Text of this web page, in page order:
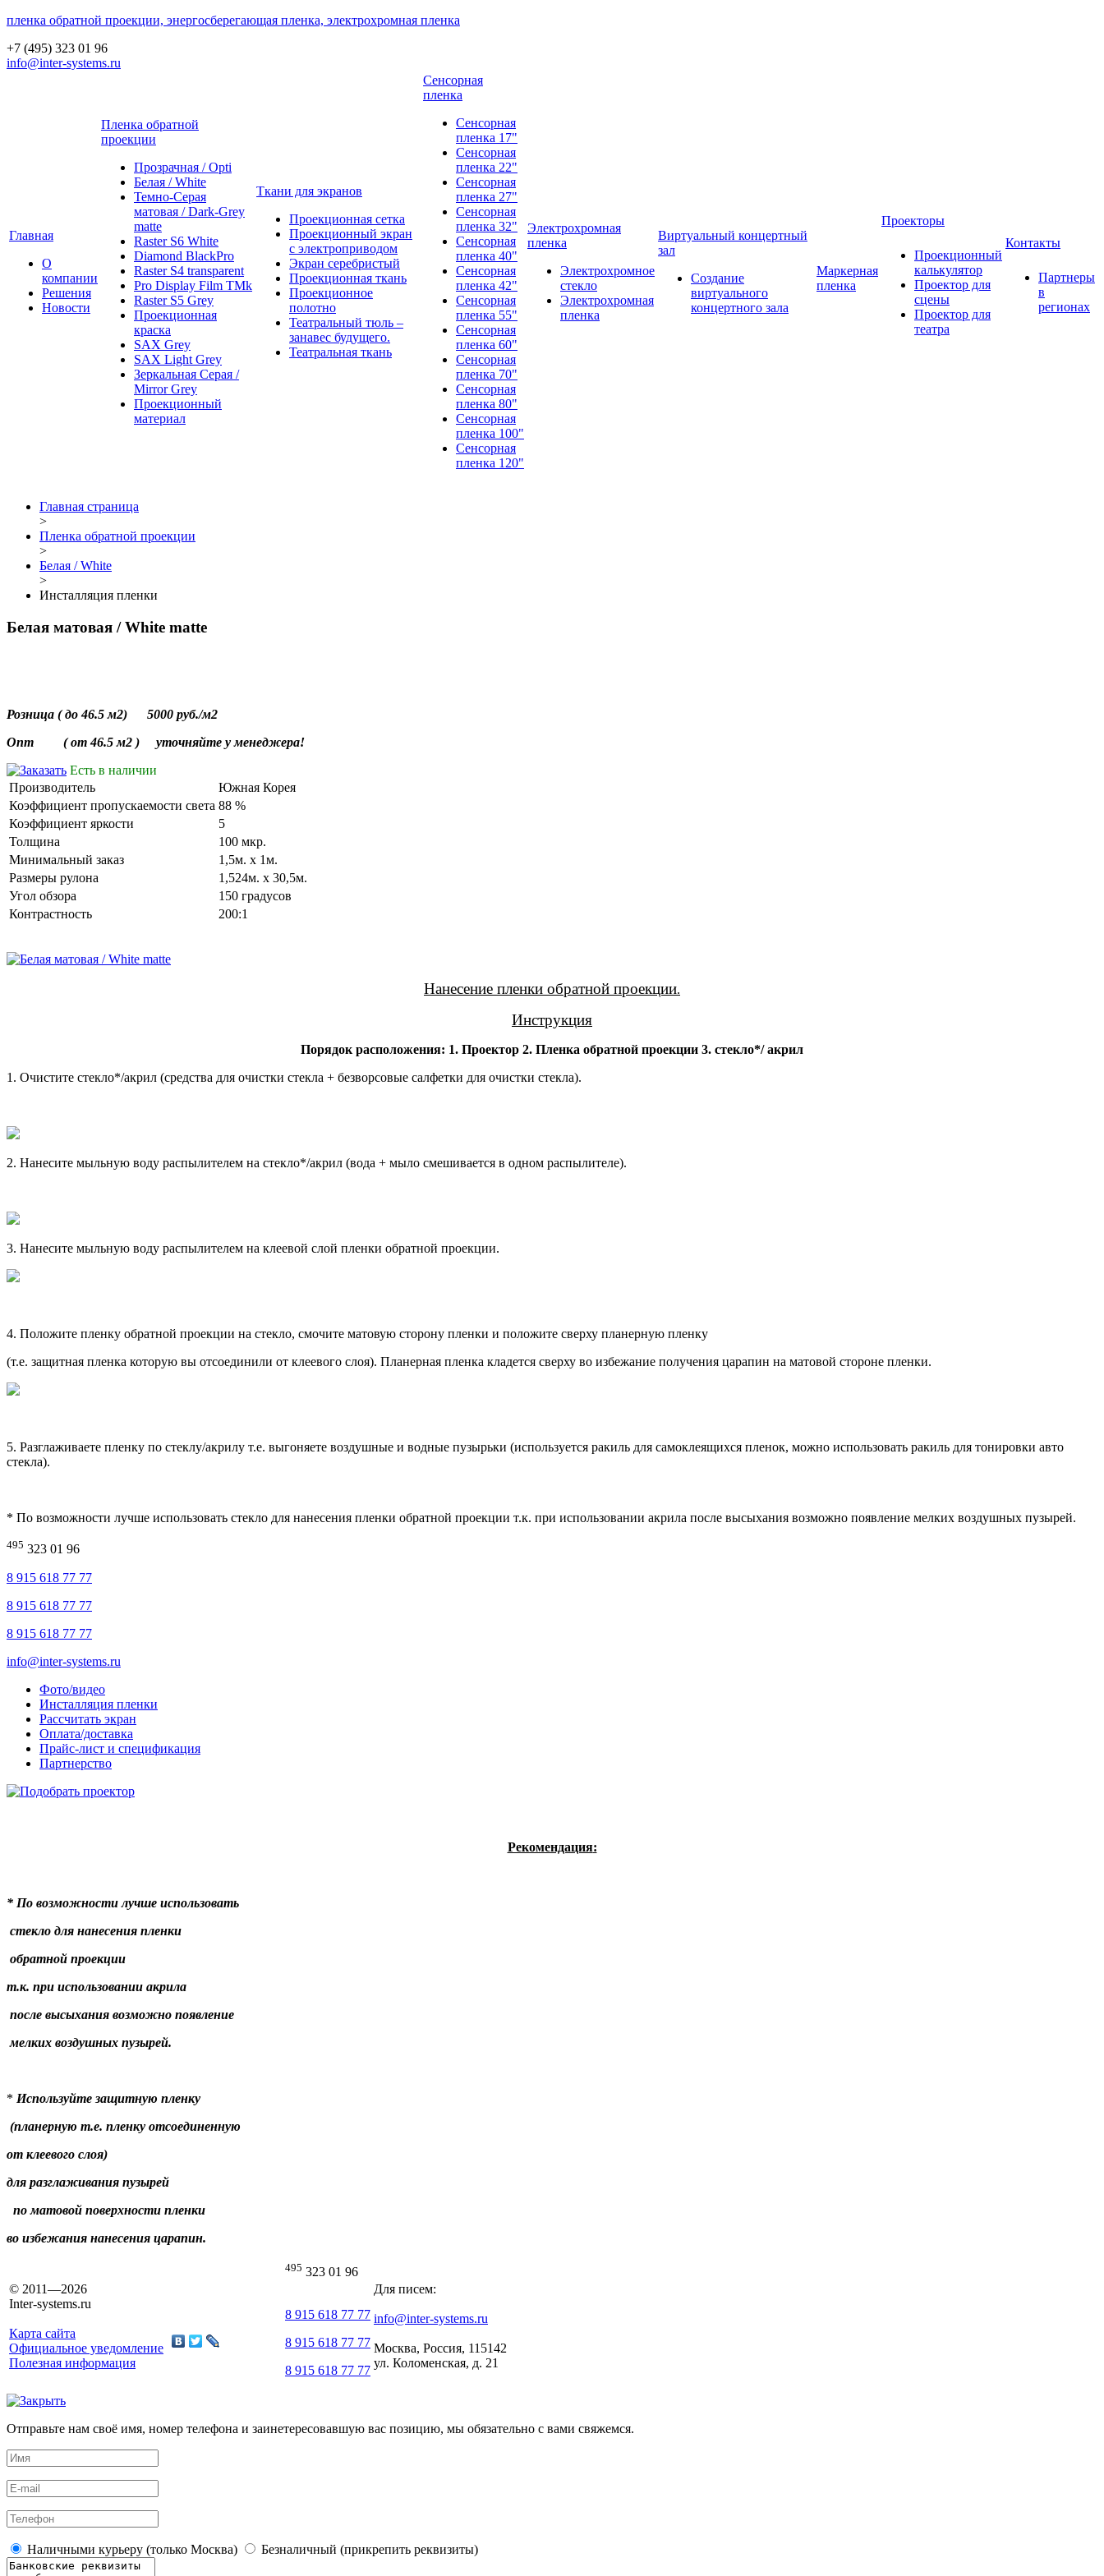
пленка обратной проекции, энергосберегающая пленка, электрохромная пленка
+7 (495) 323 01 96
info@inter-systems.ru
Главная
О
компании
Решения
Новости
Пленка обратной
проекции
Прозрачная / Opti
Белая / White
Темно-Серая
матовая / Dark-Grey
matte
Raster S6 White
Diamond BlackPro
Raster S4 transparent
Pro Display Film ТМk
Raster S5 Grey
Проекционная
краска
SAX Grey
SAX Light Grey
Зеркальная Серая /
Mirror Grey
Проекционный
материал
Ткани для экранов
Проекционная сетка
Проекционный экран
с электроприводом
Экран серебристый
Проекционная ткань
Проекционное
полотно
Театральный тюль –
занавес будущего.
Театральная ткань
Сенсорная
пленка
Сенсорная
пленка 17"
Сенсорная
пленка 22"
Сенсорная
пленка 27"
Сенсорная
пленка 32"
Сенсорная
пленка 40"
Сенсорная
пленка 42"
Сенсорная
пленка 55"
Сенсорная
пленка 60"
Сенсорная
пленка 70"
Сенсорная
пленка 80"
Сенсорная
пленка 100"
Сенсорная
пленка 120"
Электрохромная
пленка
Электрохромное
стекло
Электрохромная
пленка
Виртуальный концертный
зал
Создание
виртуального
концертного зала
Маркерная
пленка
Проекторы
Проекционный
калькулятор
Проектор для
сцены
Проектор для
театра
Контакты
Партнеры
в
регионах
Главная страница
>
Пленка обратной проекции
>
Белая / White
>
Инсталляция пленки
Белая матовая / White matte
Розница (до46.5м2) 5000 руб./м2
Опт (от46.5м2 ) уточняйте уменеджера!
Есть в наличии
Производитель
Южная Корея
Коэффициент пропускаемости света 88 %
Коэффициент яркости
5
Толщина
100 мкр.
Минимальный заказ
1,5м. х 1м.
Размеры рулона
1,524м. х 30,5м.
Угол обзора
150 градусов
Контрастность
200:1
Нанесение пленки обратной проекции.
Инструкция
Порядок расположения: 1. Проектор 2. Пленка обратной проекции 3. стекло*/акрил
1. Очистите стекло*/акрил (средства для очистки стекла + безворсовые салфетки для очистки стекла).
2. Нанесите мыльную воду распылителем на стекло*/акрил (вода + мыло смешивается в одном распылителе).
3. Нанесите мыльную воду распылителем на клеевой слой пленки обратной проекции.
4. Положите пленку обратной проекции на стекло, смочите матовую сторону пленки и положите сверху планерную пленку
(т.е. защитная пленка которую вы отсоединили от клеевого слоя). Планерная пленка кладется сверху во избежание получения царапин на матовой стороне пленки.
5. Разглаживаете пленку по стеклу/акрилу т.е. выгоняете воздушные и водные пузырьки (используется ракиль для самоклеящихся пленок, можно использовать ракиль для тонировки авто
стекла).
* По возможности лучше использовать стекло для нанесения пленки обратной проекции т.к. при использовании акрила после высыхания возможно появление мелких воздушных пузырей.
495 323 01 96
8 915 618 77 77
8 915 618 77 77
8 915 618 77 77
info@inter-systems.ru
Фото/видео
Инсталляция пленки
Рассчитать экран
Оплата/доставка
Прайс-лист и спецификация
Партнерство
Рекомендация:
* По возможности лучше использовать
стекло для нанесения пленки
обратной проекции
т.к. при использовании акрила
после высыхания возможно появление
мелких воздушных пузырей.
* Используйте защитную пленку
(планерную т.е. пленку отсоединенную
от клеевого слоя)
для разглаживания пузырей
по матовой поверхности пленки
во избежания нанесения царапин.
© 2011—2026
Inter-systems.ru
Карта сайта
Официальное уведомление
Полезная информация
495 323 01 96
8 915 618 77 77
8 915 618 77 77
8 915 618 77 77
Для писем:
info@inter-systems.ru
Москва, Россия, 115142
ул. Коломенская, д. 21
Отправьте нам своё имя, номер телефона и заинетересовавшую вас позицию, мы обязательно с вами свяжемся.
Наличными курьеру (только Москва) Безналичный (прикрепить реквизиты)